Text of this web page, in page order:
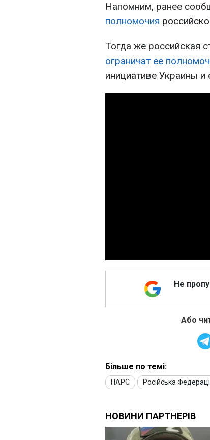
Напомним, ранее
полномочия
Тогда же российская
ограничат ее
инициативе Украины
Не
Або
Більше по темі:
ПАРЄ Російська